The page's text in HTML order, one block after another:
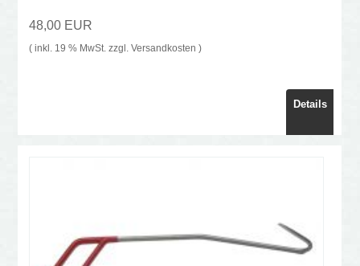
48,00 EUR
( inkl. 19 % MwSt. zzgl. Versandkosten )
Details